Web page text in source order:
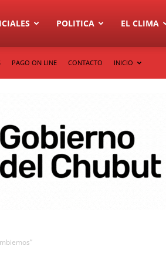
POLITICA EL CLIMA
PAGO ON LINE CONTACTO INICIO